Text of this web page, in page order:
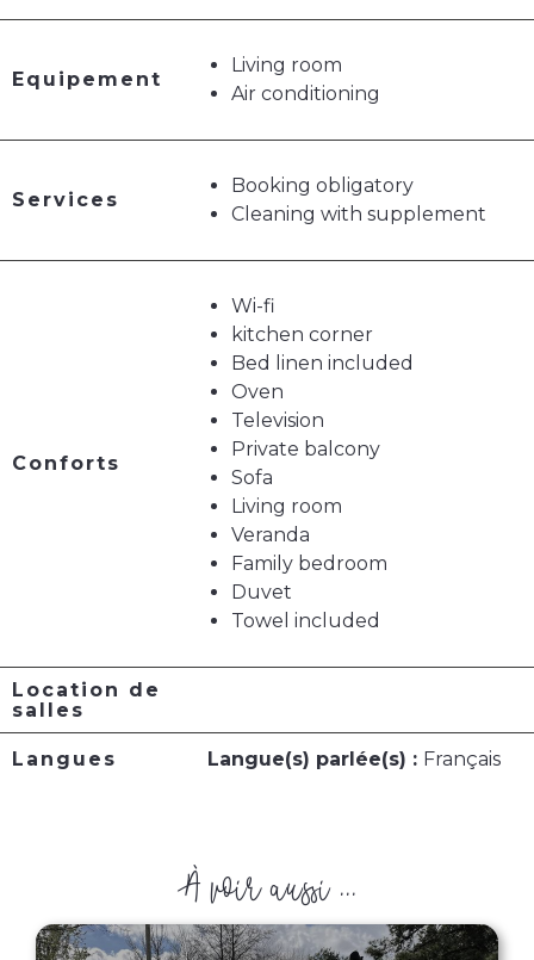
Equipement
Living room
Air conditioning
Services
Booking obligatory
Cleaning with supplement
Conforts
Wi-fi
kitchen corner
Bed linen included
Oven
Television
Private balcony
Sofa
Living room
Veranda
Family bedroom
Duvet
Towel included
Location de
salles
Langues Langue(s) parlée(s) : Français
À voir aussi ...